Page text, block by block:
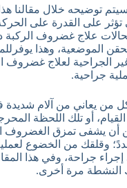
توضيحه خلال مقالنا هذا
على القدرة على
علاج غضروف الركبة
الموضعية، وهذا
لعلاج غضروف
جراحية.
من يعاني من آلام شديدة
أو تلك اللحظة
أن يشفى تمزق الغضروف
وقلقك من الخضوع
إجراء جراحة، وفي هذا
النشطة مرة أخرى.